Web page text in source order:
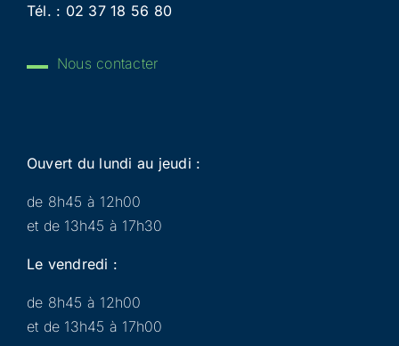
Tél. : 02 37 18 56 80
Nous contacter
Ouvert du lundi au jeudi :
de 8h45 à 12h00
et de 13h45 à 17h30
Le vendredi :
de 8h45 à 12h00
et de 13h45 à 17h00